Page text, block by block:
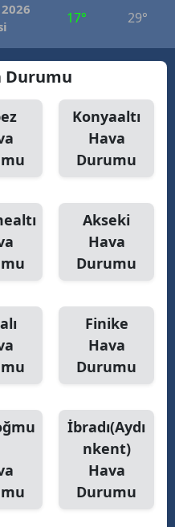
17° 29°
Durumu
Konyaaltı
Hava
Durumu
Akseki
Hava
Durumu
Finike
Hava
Durumu
İbradı(Aydı
nkent)
Hava
Durumu